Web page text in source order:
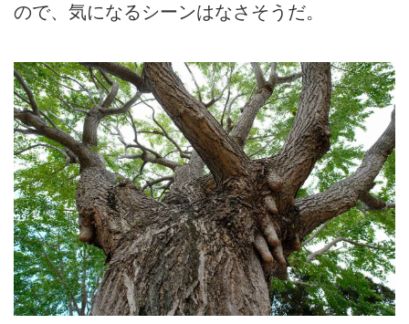
ので、気になるシーンはなさそうだ。